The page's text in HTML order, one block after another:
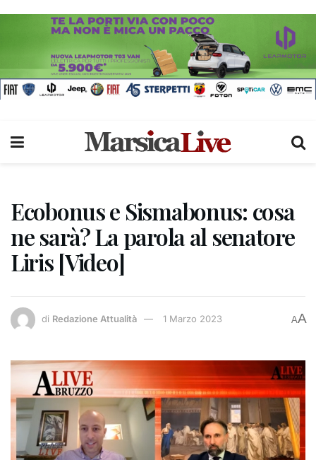
Ecobonus e Sismabonus: cosa
ne sarà? La parola al senatore
Liris [Video]
di Redazione Attualità 1 Marzo 2023 AA